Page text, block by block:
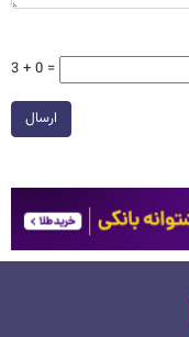
3 + 0 =
ارسال